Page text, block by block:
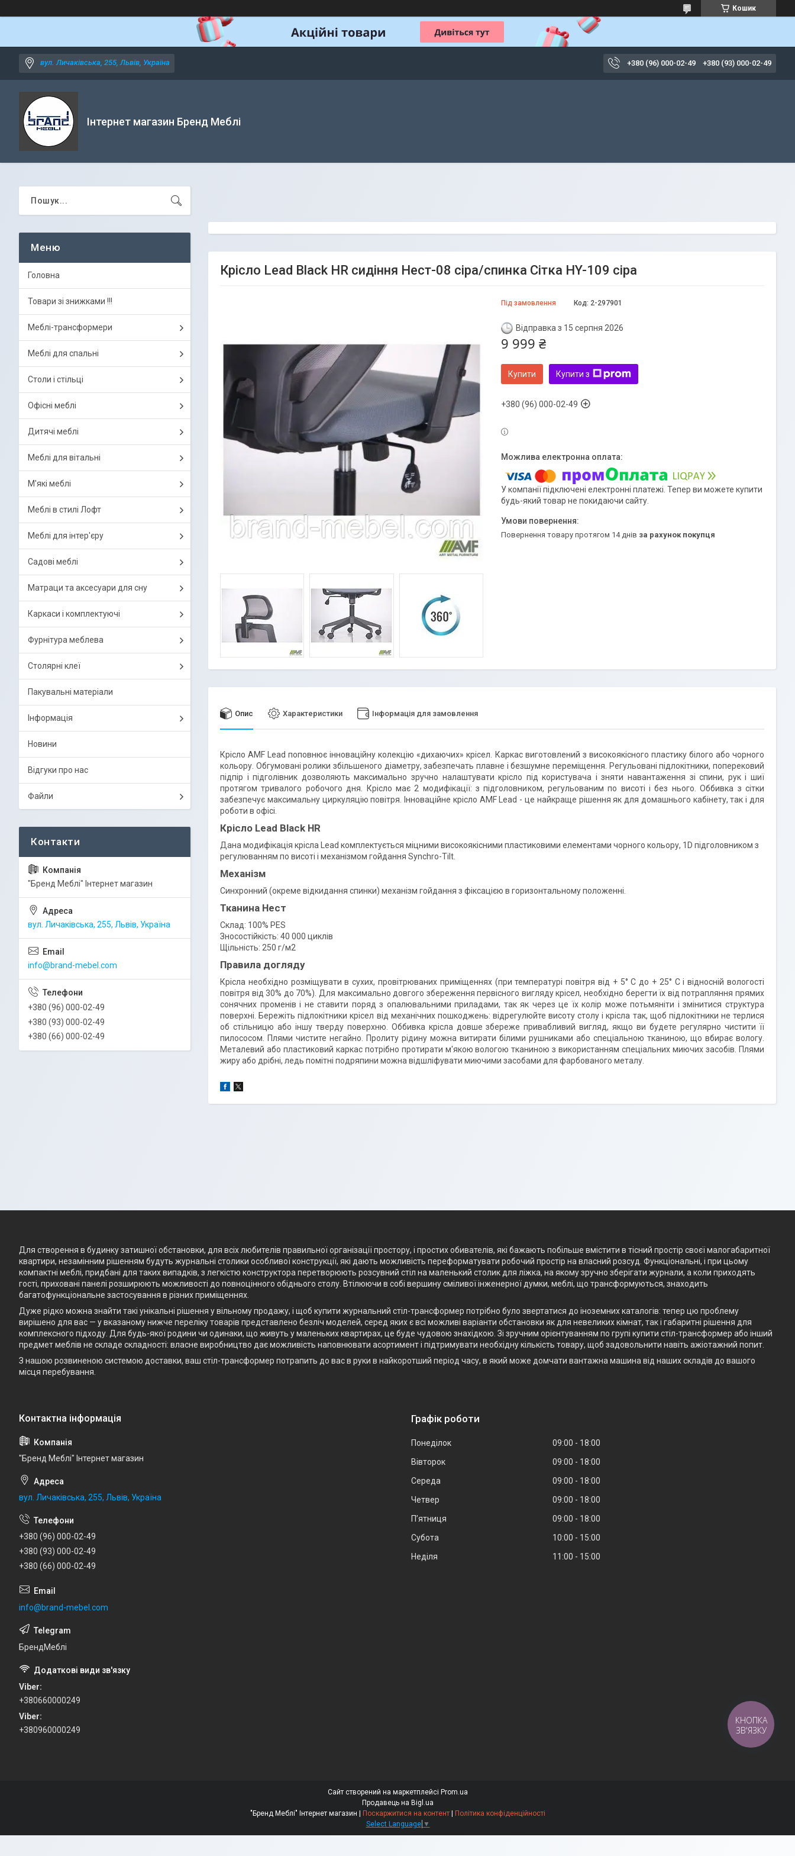
Кошик
вул. Личаківська, 255, Львів, Україна +380 (96) 000-02-49 +380 (93) 000-02-49
Інтернет магазин Бренд Меблі
Крісло Lead Black HR сидіння Нест-08 сіра/спинка Сітка HY-109 сіра
Під замовлення Код: 2-297901
Відправка з 15 серпня 2026
9 999 ₴
Купити Купити з
+380 (96) 000-02-49
У компанії підключені електронні платежі. Тепер ви можете купити
будь-який товар не покидаючи сайту.
повернення товару протягом 14 днів за рахунок покупця
Опис Характеристики Інформація для замовлення
Крісло AMF Lead поповнює інноваційну колекцію «дихаючих» крісел. Каркас виготовлений з високоякісного пластику білого або чорного
кольору. Обгумовані ролики збільшеного діаметру, забезпечать плавне і безшумне переміщення. Регульовані підлокітники, поперековий
підпір і підголівник дозволяють максимально зручно налаштувати крісло під користувача і зняти навантаження зі спини, рук і шиї
протягом тривалого робочого дня. Крісло має 2 модифікації: з підголовником, регульованим по висоті і без нього. Оббивка з сітки
забезпечує максимальну циркуляцію повітря. Інноваційне крісло AMF Lead - це найкраще рішення як для домашнього кабінету, так і для
роботи в офісі.
Крісло Lead Black HR
Дана модифікація крісла Lead комплектується міцними високоякісними пластиковими елементами чорного кольору, 1D підголовником з
регулюванням по висоті і механізмом гойдання Synchro-Tilt.
Механізм
Синхронний (окреме відкидання спинки) механізм гойдання з фіксацією в горизонтальному положенні.
Тканина Нест
Склад: 100% PES
Зносостійкість: 40 000 циклів
Щільність: 250 г/м2
Правила догляду
Крісла необхідно розміщувати в сухих, провітрюваних приміщеннях (при температурі повітря від + 5° C до + 25° C і відносній вологості
повітря від 30% до 70%). Для максимально довгого збереження первісного вигляду крісел, необхідно берегти їх від потрапляння прямих
сонячних променів і не ставити поряд з опалювальними приладами, так як через це їх колір може потьмяніти і змінитися структура
поверхні. Бережіть підлокітники крісел від механічних пошкоджень: відрегулюйте висоту столу і крісла так, щоб підлокітники не терлися
об стільницю або іншу тверду поверхню. Оббивка крісла довше збереже привабливий вигляд, якщо ви будете регулярно чистити її
пилососом. Плями чистите негайно. Пролиту рідину можна витирати білими рушниками або спеціальною тканиною, що вбирає вологу.
Металевий або пластиковий каркас потрібно протирати м'якою вологою тканиною з використанням спеціальних миючих засобів. Плями
жиру або дрібні, ледь помітні подряпини можна відшліфувати миючими засобами для фарбованого металу.
Головна
Товари зі знижками !!!
Меблі-трансформери
Меблі для спальні
Столи і стільці
Офісні меблі
Дитячі меблі
Меблі для вітальні
М'які меблі
Меблі в стилі Лофт
Меблі для інтер'єру
Садові меблі
Матраци та аксесуари для сну
Каркаси і комплектуючі
Фурнітура меблева
Столярні клеї
Пакувальні матеріали
Інформація
Новини
Відгуки про нас
Файли
"Бренд Меблі" Інтернет магазин
вул. Личаківська, 255, Львів, Україна
info@brand-mebel.com
+380 (96) 000-02-49
+380 (93) 000-02-49
+380 (66) 000-02-49
Для створення в будинку затишної обстановки, для всіх любителів правильної організації простору, і простих обивателів, які бажають побільше вмістити в тісний простір своєї малогабаритної
квартири, незамінним рішенням будуть журнальні столики особливої конструкції, які дають можливість переформатувати робочий простір на власний розсуд. Функціональні, і при цьому
компактні меблі, придбані для таких випадків, з легкістю конструктора перетворюють розсувний стіл на маленький столик для ліжка, на якому зручно зберігати журнали, а коли приходять
гості, приховані панелі розширюють можливості до повноцінного обіднього столу. Втілюючи в собі вершину сміливої інженерної думки, меблі, що трансформуються, знаходить
багатофункціональне застосування в різних приміщеннях.
Дуже рідко можна знайти такі унікальні рішення у вільному продажу, і щоб купити журнальний стіл-трансформер потрібно було звертатися до іноземних каталогів: тепер цю проблему
вирішено для вас — у вказаному нижче переліку товарів представлено безліч моделей, серед яких є всі можливі варіанти обстановки як для невеликих кімнат, так і габаритні рішення для
комплексного підходу. Для будь-якої родини чи одинаки, що живуть у маленьких квартирах, це буде чудовою знахідкою. Зі зручним орієнтуванням по групі купити стіл-трансформер або інший
предмет меблів не складе складності: власне виробництво дає можливість наповнювати асортимент і підтримувати необхідну кількість товару, щоб задовольнити навіть ажіотажний попит.
З нашою розвиненою системою доставки, ваш стіл-трансформер потрапить до вас в руки в найкоротший період часу, в який може домчати вантажна машина від наших складів до вашого
місця перебування.
"Бренд Меблі" Інтернет магазин
вул. Личаківська, 255, Львів, Україна
+380 (96) 000-02-49
+380 (93) 000-02-49
+380 (66) 000-02-49
info@brand-mebel.com
БрендМеблі
Viber
+380660000249
Viber
+380960000249
Графік роботи
Понеділок 09:00
18:00
Вівторок
09:00
18:00
Середа
09:00
18:00
Четвер
09:00
18:00
Пʼятниця
09:00
18:00
Субота
10:00
15:00
Неділя
11:00 15:00
Сайт створений на маркетплейсі Prom.ua
Продавець на Bigl.ua
"Бренд Меблі" Інтернет магазин | Поскаржитися на контент | Політика конфіденційності
Select Language ▼
КНОПКА
ЗВ'ЯЗКУ